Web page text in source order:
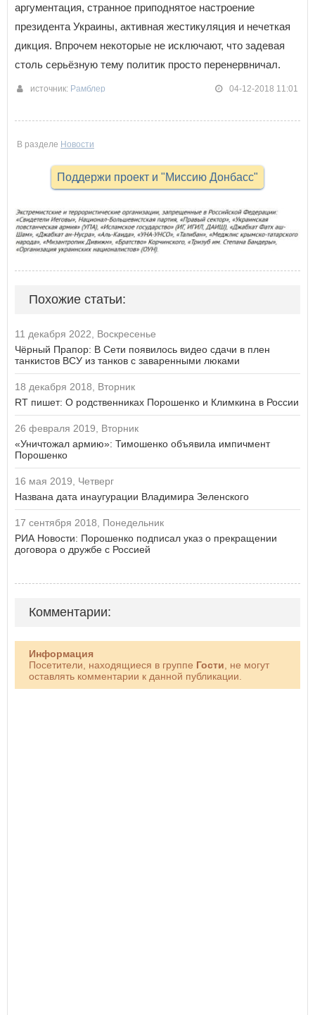
аргументация, странное приподнятое настроение
президента Украины, активная жестикуляция и нечеткая
дикция. Впрочем некоторые не исключают, что задевая
столь серьёзную тему политик просто перенервничал.
источник: Рамблер 04-12-2018 11:01
В разделе Новости
Поддержи проект и "Миссию Донбасс"
Похожие статьи:
11 декабря 2022, Воскресенье
Чёрный Прапор: В Сети появилось видео сдачи в плен
танкистов ВСУ из танков с заваренными люками
18 декабря 2018, Вторник
RT пишет: О родственниках Порошенко и Климкина в России
26 февраля 2019, Вторник
«Уничтожал армию»: Тимошенко объявила импичмент
Порошенко
16 мая 2019, Четверг
Названа дата инаугурации Владимира Зеленского
17 сентября 2018, Понедельник
РИА Новости: Порошенко подписал указ о прекращении
договора о дружбе с Россией
Комментарии:
Информация
Посетители, находящиеся в группе Гости , не могут
оставлять комментарии к данной публикации.